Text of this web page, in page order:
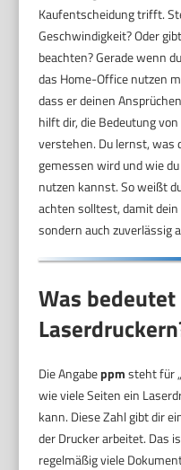
Kaufentscheidung trifft.
Geschwindigkeit? Oder
beachten? Gerade wenn
das Home-Office nutzen
dass er deinen
hilft dir, die Bedeutung
verstehen. Du lernst, was
gemessen wird und wie
nutzen kannst. So weißt
achten solltest, damit
sondern auch zuverlässig
Was
Die Angabeppmsteht für
wie viele Seiten ein
kann. Diese Zahl gibt dir
der Drucker arbeitet. Das
regelmäßig viele